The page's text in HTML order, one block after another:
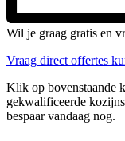
Wil je graag gratis en
Vraag direct offertes
Klik op bovenstaande
gekwalificeerde
bespaar vandaag nog.